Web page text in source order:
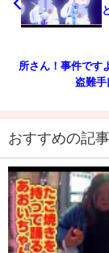
所さん！事件で
盗難
おすすめの記事